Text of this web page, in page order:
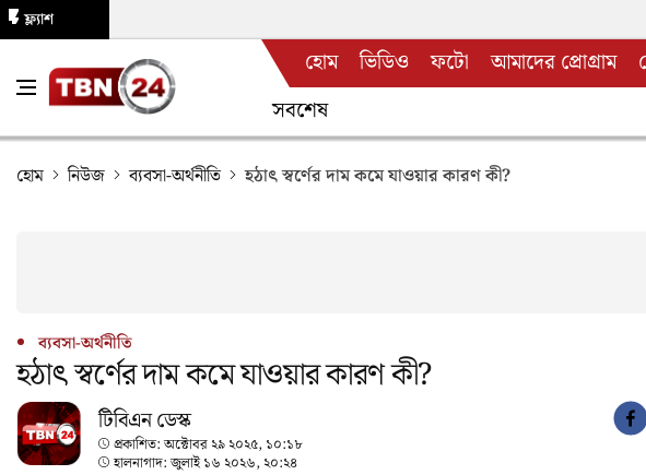
ফ্ল্যাশ
হোম ভিডিও ফটো আমাদের প্রোগ্রাম
সবশেষ
হোম নিউজ ব্যবসা-অর্থনীতি হঠাৎ স্বর্ণের দাম কমে যাওয়ার কারণ কী?
ব্যবসা-অর্থনীতি
হঠাৎ স্বর্ণের দাম কমে যাওয়ার কারণ কী?
টিবিএন ডেস্ক
প্রকাশিত:অক্টোবর ২৯ ২০২৫, ১০:১৮
হালনাগাদ:জুলাই ১৬ ২০২৬, ২০:২৪